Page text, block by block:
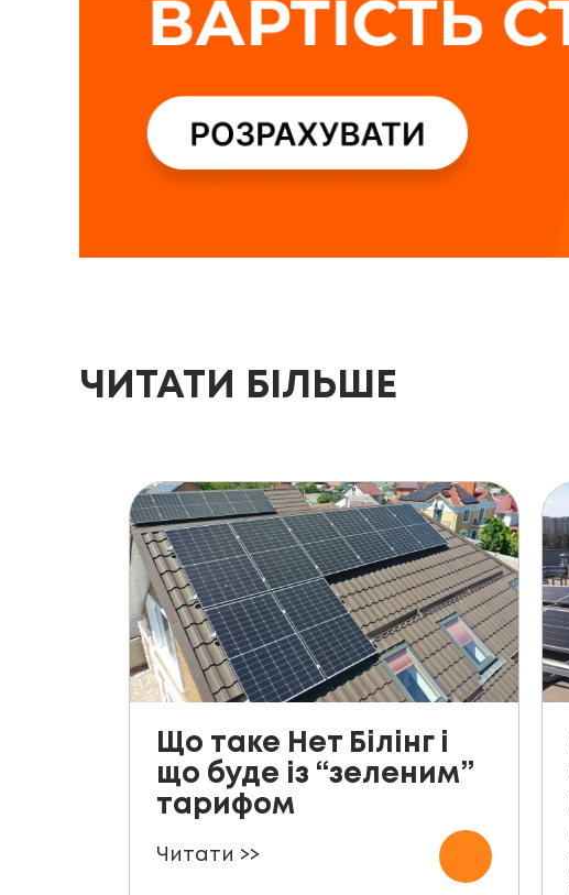
ЧИТАТИ БІЛЬШЕ
Що таке Нет Білінг і
що буде із “зеленим”
тарифом
Читати >>